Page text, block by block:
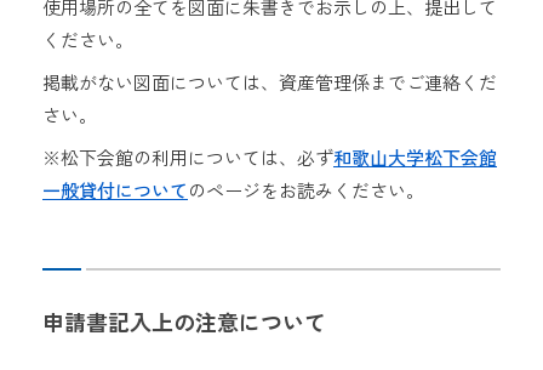
使用場所の全てを図面に朱書きでお示しの上、提出して
ください。
掲載がない図面については、資産管理係までご連絡くだ
さい。
※松下会館の利用については、必ず和歌山大学松下会館
一般貸付についてのページをお読みください。
申請書記入上の注意について